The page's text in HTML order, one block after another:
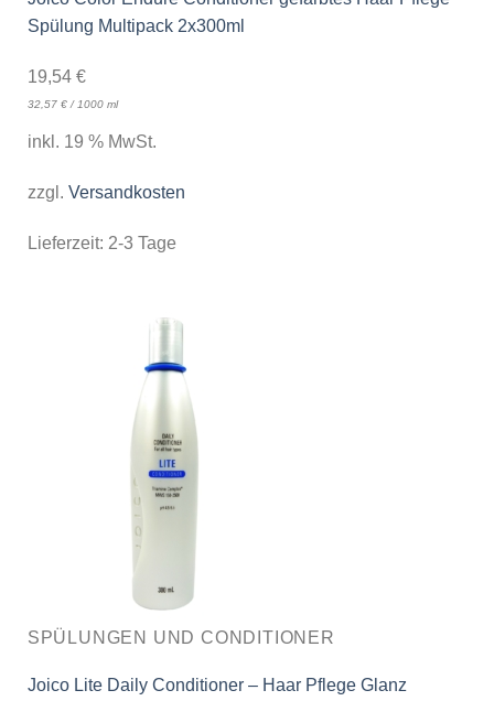
Spülung Multipack 2x300ml
19,54 €
32,57 €/ 1000 ml
inkl. 19 % MwSt.
zzgl. Versandkosten
Lieferzeit: 2-3 Tage
SPÜLUNGEN UND CONDITIONER
Joico Lite Daily Conditioner – Haar Pflege Glanz